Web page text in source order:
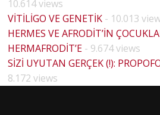
10.614 views
VİTİLİGO VE GENETİK - 10.013
HERMES VE AFRODİT’İN
HERMAFRODİT’E - 9.674 views
SİZİ UYUTAN GERÇEK (!):
8.172 views